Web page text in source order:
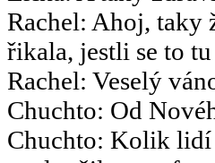
Rachel: Ahoj, taky
řikala, jestli se to
Rachel: Veselý
Chuchto: Od
Chuchto: Kolik lidí